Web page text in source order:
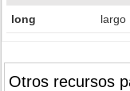
long largo
Otros recursos